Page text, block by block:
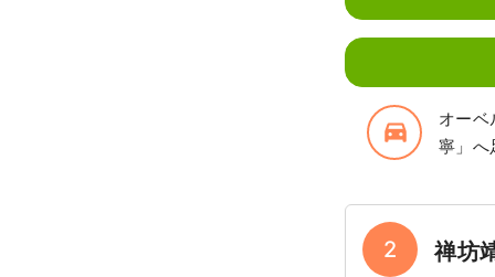
directions_car_filled
オー
寧」へ
2 禅坊